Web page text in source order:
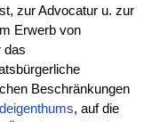
zur Advocatur u. zur
Erwerb von
das
Beschränkungen
, auf die